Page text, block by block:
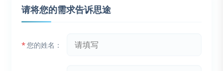
请将您的需求告诉思途
*您的姓名：